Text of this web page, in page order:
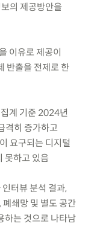
의 제공방안을
이유로 제공이
반출을 전제로 한
계 기준 2024년
격히 증가하고
요구되는 디지털
못하고 있음
터뷰 분석 결과,
쇄망 및 별도 공간
하는 것으로 나타남